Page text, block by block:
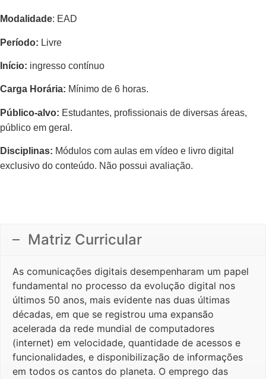
Modalidade: EAD
Período: Livre
Início: ingresso contínuo
Carga Horária: Mínimo de 6 horas.
Público-alvo: Estudantes, profissionais de diversas áreas,
público em geral.
Disciplinas: Módulos com aulas em vídeo e livro digital
exclusivo do conteúdo. Não possui avaliação.
Matriz Curricular
As comunicações digitais desempenharam um papel
fundamental no processo da evolução digital nos
últimos 50 anos, mais evidente nas duas últimas
décadas, em que se registrou uma expansão
acelerada da rede mundial de computadores
(internet) em velocidade, quantidade de acessos e
funcionalidades, e disponibilização de informações
em todos os cantos do planeta. O emprego das